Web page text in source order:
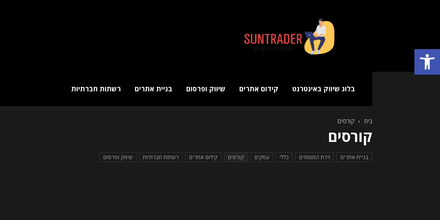
פתח סרגל נגישות
שיווק
באינטרנט
בלוג שיווק באינטרנט קידום אתרים שיווק ופרסום בניית אתרים רשתות חברתיות
בית קורסים
קורסים
בניית אתרים זירת המומחים כללי עסקים קורסים קידום אתרים רשתות חברתיות שיווק ופרסום